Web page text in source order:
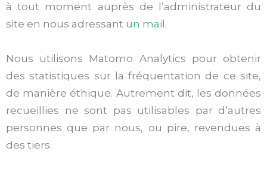
à tout moment auprès de l’administrateur du
site en nous adressant un mail .
Nous utilisons Matomo Analytics pour obtenir
des statistiques sur la fréquentation de ce site,
de manière éthique. Autrement dit, les données
recueillies ne sont pas utilisables par d’autres
personnes que par nous, ou pire, revendues à
des tiers.